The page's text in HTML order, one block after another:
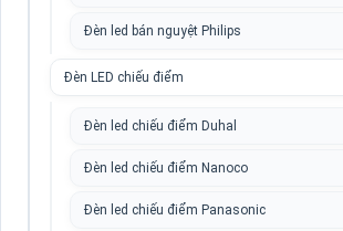
Đèn led bán nguyệt Philips
Đèn LED chiếu điểm
Đèn led chiếu điểm Duhal
Đèn led chiếu điểm Nanoco
Đèn led chiếu điểm Panasonic